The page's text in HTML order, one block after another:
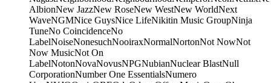
AlbionNew JazzNew RoseNew WestNew WorldNext
WaveNGMNice GuysNice LifeNikitin Music GroupNinja
TuneNo CoincidenceNo
LabelNoiseNonesuchNooiraxNormalNortonNot NowNot
Now MusicNot On
LabelNotonNovaNovusNPGNubianNuclear BlastNull
CorporationNumber One EssentialsNumero